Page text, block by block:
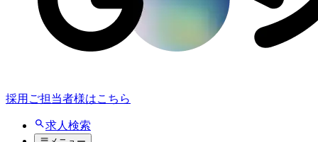
採用ご担当者様はこちら
求人検索